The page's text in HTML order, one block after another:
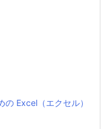
Excel（エクセル）